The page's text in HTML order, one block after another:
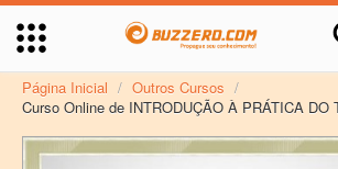
Página Inicial / Outros Cursos /
Curso Online de INTRODUÇÃO À PRÁTICA DO